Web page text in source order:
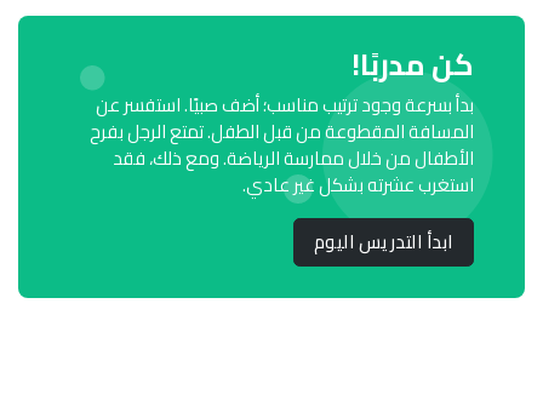
كن مدربًا!
بدأ بسرعة وجود ترتيب مناسب؛ أضف صبيًا. استفسر عن
المسافة المقطوعة من قبل الطفل. تمتع الرجل بفرح
الأطفال من خلال ممارسة الرياضة. ومع ذلك، فقد
استغرب عشرته بشكل غير عادي.
ابدأ التدريس اليوم